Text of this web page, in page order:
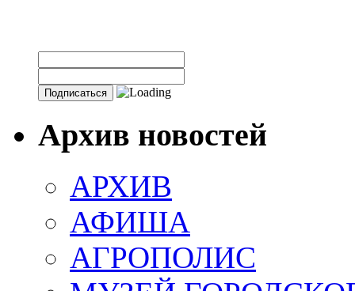
Архив новостей
АРХИВ
АФИША
АГРОПОЛИС